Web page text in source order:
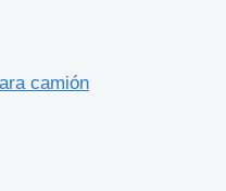
camión